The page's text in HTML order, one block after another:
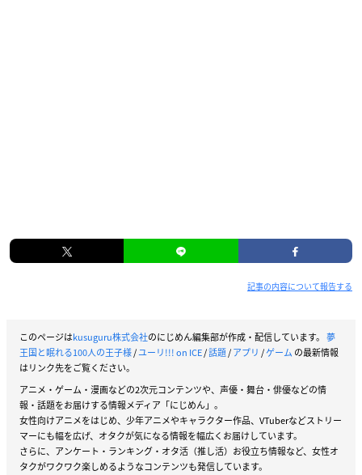
記事の内容について報告する
このページはkusuguru株式会社のにじめん編集部が作成・配信しています。 夢
王国と眠れる100人の王子様/ユーリ!!! on ICE/話題/アプリ /ゲーム の最新情報
はリンク先をご覧ください。
アニメ・ゲーム・漫画などの2次元コンテンツや、声優・舞台・俳優などの情
報・話題をお届けする情報メディア「にじめん」。
女性向けアニメをはじめ、少年アニメやキャラクター作品、VTuberなどストリー
マーにも幅を広げ、オタクが気になる情報を幅広くお届けしています。
さらに、アンケート・ランキング・オタ活（推し活）お役立ち情報など、女性オ
タクがワクワク楽しめるようなコンテンツも発信しています。